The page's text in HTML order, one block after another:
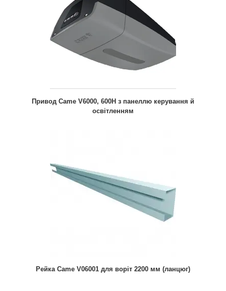
Привод Came V6000, 600H з панеллю керування й
освітленням
Рейка Came V06001 для воріт 2200 мм (ланцюг)